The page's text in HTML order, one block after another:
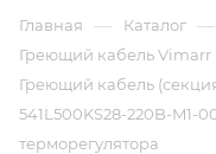
Главная — Каталог —
Греющий кабель Vimarr
Греющий кабель
541L500KS28-220B-M1-
терморегулятора